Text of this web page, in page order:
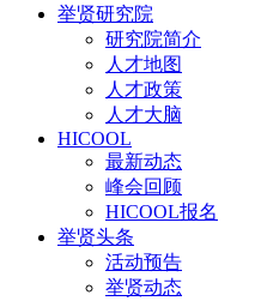
举贤研究院
研究院简介
人才地图
人才政策
人才大脑
HICOOL
最新动态
峰会回顾
HICOOL报名
举贤头条
活动预告
举贤动态